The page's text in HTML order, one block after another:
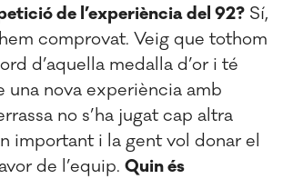
de l’experiència del 92? Sí,
comprovat. Veig que tothom
d’aquella medalla d’or i té
una nova experiència amb
no s’ha jugat cap altra
important i la gent vol donar el
de l’equip.Quin és